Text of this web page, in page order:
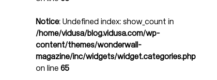
Notice: Undefined index: show_count in
/home/vidusa/blog.vidusa.com/wp-
content/themes/wonderwall-
magazine/inc/widgets/widget.categories.php
on line 65